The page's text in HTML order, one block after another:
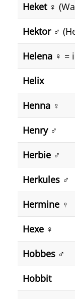
Heket♀️
Hektor♂️
Helena ♀️ =
Helix
Henna ♀️
Henry♂️
Herbie ♂️
Herkules ♂️
Hermine ♀️
Hexe ♀️
Hobbes ♂️
Hobbit